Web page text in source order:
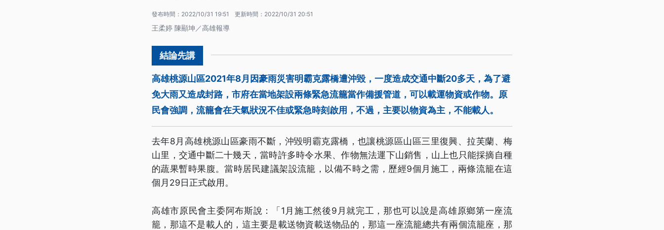
發布時間： 2022/10/31 19:51 更新時間： 2022/10/31 20:51
王柔婷 陳顯坤／高雄報導
高雄桃源山區2021年8月因豪雨災害明霸克露橋遭沖毀，一度造成交通中斷20多天，為了避
免大雨又造成封路，市府在當地架設兩條緊急流籠當作備援管道，可以載運物資或作物。原
民會強調，流籠會在天氣狀況不佳或緊急時刻啟用，不過，主要以物資為主，不能載人。
去年8月高雄桃源山區豪雨不斷，沖毀明霸克露橋，也讓桃源區山區三里復興、拉芙蘭、梅
山里，交通中斷二十幾天，當時許多時令水果、作物無法運下山銷售，山上也只能採摘自種
的蔬果暫時果腹。當時居民建議架設流籠，以備不時之需，歷經9個月施工，兩條流籠在這
個月29日正式啟用。
高雄市原民會主委阿布斯說：「1月施工然後9月就完工，那也可以說是高雄原鄉第一座流
籠，那這不是載人的，這主要是載送物資載送物品的，那這一座流籠總共有兩個流籠座，那